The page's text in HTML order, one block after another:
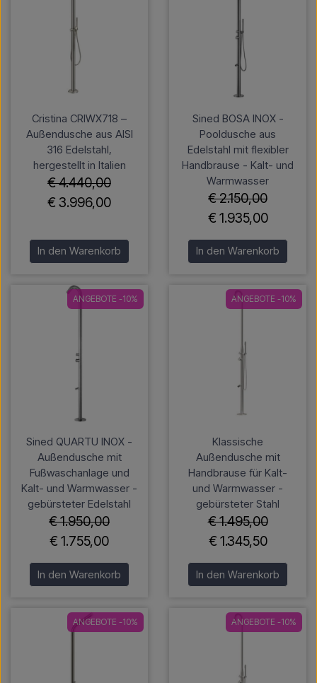
Cristina CRIWX718 –
Außendusche aus AISI
316 Edelstahl,
hergestellt in Italien
€ 4.440,00
€ 3.996,00
In den Warenkorb
Sined BOSA INOX -
Pooldusche aus
Edelstahl mit flexibler
Handbrause - Kalt- und
Warmwasser
€ 2.150,00
€ 1.935,00
In den Warenkorb
ANGEBOTE -10%
Sined QUARTU INOX -
Außendusche mit
Fußwaschanlage und
Kalt- und Warmwasser -
gebürsteter Edelstahl
€ 1.950,00
€ 1.755,00
In den Warenkorb
ANGEBOTE -10%
Klassische
Außendusche mit
Handbrause für Kalt-
und Warmwasser -
gebürsteter Stahl
€ 1.495,00
€ 1.345,50
In den Warenkorb
ANGEBOTE -10% ANGEBOTE -10%